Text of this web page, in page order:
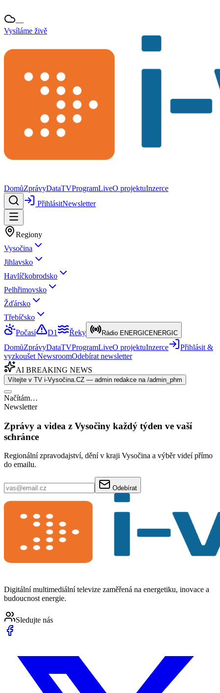
—
Vysíláme živě
DomůZprávyDataTVProgramLiveO projektuInzerce
PřihlásitNewsletter
Regiony
Vysočina
Jihlavsko
Havlíčkobrodsko
Pelhřimovsko
Žďársko
Třebíčsko
Počasí
D1 Řeky Rádio ENERGICENERGIC
DomůZprávyDataTVProgramLiveO projektuInzerce
Přihlásit &
vyzkoušet NewsroomOdebírat newsletter
AI BREAKING NEWS
Vítejte v TV i-Vysočina.CZ — admin redakce na /admin_phm
Načítám…
Newsletter
Zprávy a videa z Vysočiny každý týden ve vaší
schránce
Regionální zpravodajství, dění v kraji Vysočina a výběr videí přímo
do emailu.
Odebírat
Digitální multimediální televize zaměřená na energetiku, inovace a
budoucnost energie.
Sledujte nás